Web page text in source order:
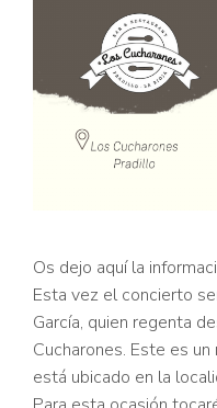
Os dejo aquí la
Esta vez el concierto
García, quien regenta
Cucharones. Este es
está ubicado en la